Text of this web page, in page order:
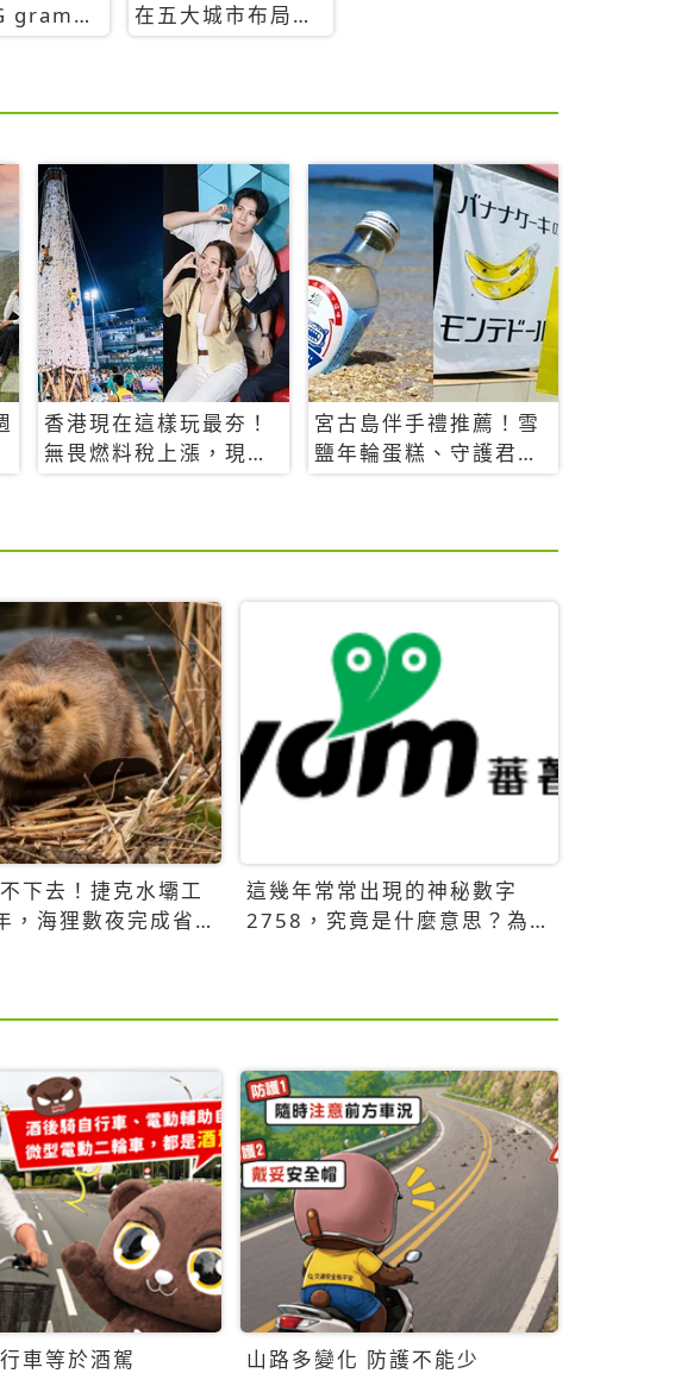
gram
升級
在五大城市布局，
全台推案總銷金額
香港現在這樣玩最夯！
無畏燃料稅上漲，現在
買自由行只要8888元起
宮古島伴手禮推薦！雪
鹽年輪蛋糕、守護君餅
乾，10款必買清單
下去！捷克水壩工
，海狸數夜完成省
這幾年常常出現的神秘數字
2758，究竟是什麼意思？為什
車等於酒駕 山路多變化 防護不能少